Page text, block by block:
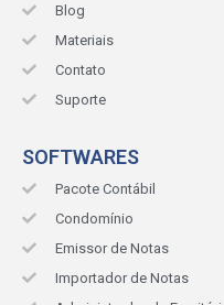
Blog
Materiais
Contato
Suporte
SOFTWARES
Pacote Contábil
Condomínio
Emissor de Notas
Importador de Notas